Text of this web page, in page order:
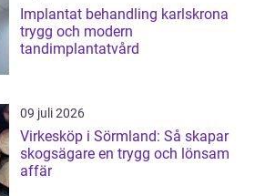
Implantat behandling karlskrona
trygg och modern
tandimplantatvård
09 juli 2026
Virkesköp i Sörmland: Så skapar
skogsägare en trygg och lönsam
affär